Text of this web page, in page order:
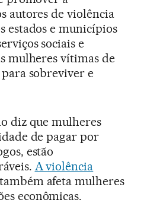
autores de violência
estados e municípios
sociais e
mulheres vítimas de
sobreviver e
diz que mulheres
de pagar por
estão
A violência
afeta mulheres
econômicas.